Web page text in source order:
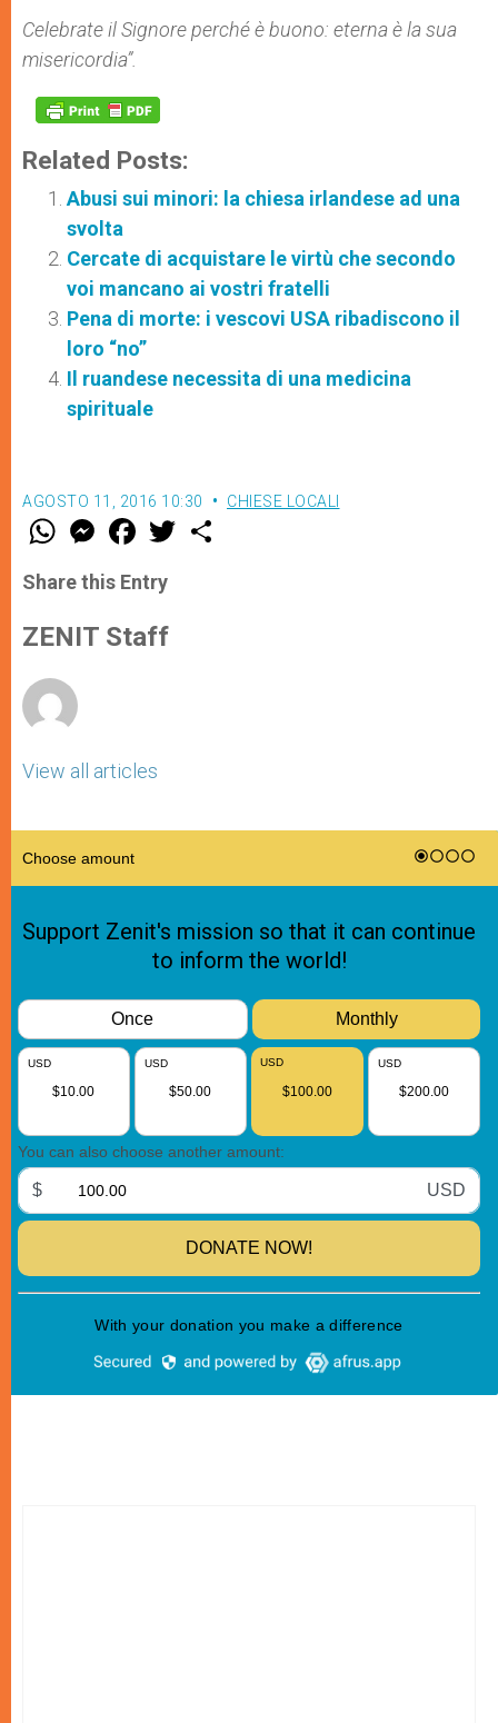
Celebrate il Signore perché è buono: eterna è la sua
misericordia”.
Related Posts:
Abusi sui minori: la chiesa irlandese ad una
svolta
Cercate di acquistare le virtù che secondo
voi mancano ai vostri fratelli
Pena di morte: i vescovi USA ribadiscono il
loro “no”
Il ruandese necessita di una medicina
spirituale
AGOSTO 11, 2016 10:30 CHIESE LOCALI
W
t
s
p
p
M
e
s
e
g
e
F
a
e
b
o
k
w
Share this Entry
ZENIT Staff
View all articles